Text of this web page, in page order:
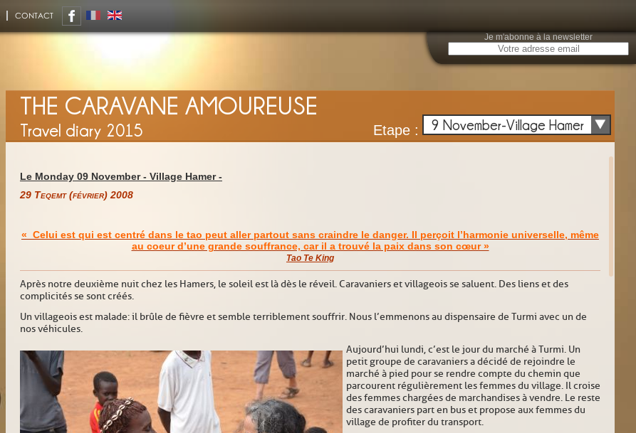
THE CARAVANE AMOUREUSE
Travel diary 2015 Etape : 9 November-Village Hamer
Le Monday 09 November - Village Hamer-
29 Teqemt (février) 2008
« Celui est qui est centré dans le tao peut aller partout sans craindre le danger. Il perçoit l’harmonie universelle, même
au coeur d’une grande souffrance, car il a trouvé la paix dans son cœur »
Tao Te King
Après notre deuxième nuit chez les Hamers, le soleil est là dès le réveil. Caravaniers et villageois se saluent. Des liens et des
complicités se sont créés.
Un villageois est malade : il brûle de fièvre et semble terriblement souffrir. Nous l’emmenons au dispensaire de Turmi avec un de
nos véhicules.
Aujourd’hui lundi, c’est le jour du marché à Turmi. Un
petit groupe de caravaniers a décidé de rejoindre le
marché à pied pour se rendre compte du chemin que
parcourent régulièrement les femmes du village. Il croise
des femmes chargées de marchandises à vendre. Le reste
des caravaniers part en bus et propose aux femmes du
village de profiter du transport.
CONTACT
Je m'abonne à la newsletter